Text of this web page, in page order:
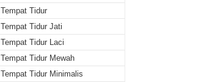
Tempat Tidur
Tempat Tidur Jati
Tempat Tidur Laci
Tempat Tidur Mewah
Tempat Tidur Minimalis